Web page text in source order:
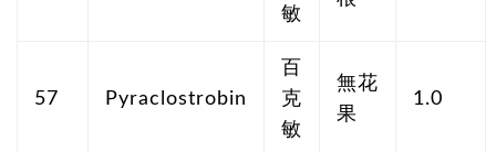
敏
57 Pyraclostrobin
百
克
敏
無花
果
1.0